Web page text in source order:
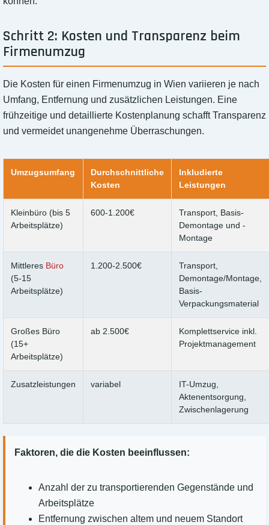
Schritt 2: Kosten und Transparenz beim
Firmenumzug
Die Kosten für einen Firmenumzug in Wien variieren je nach
Umfang, Entfernung und zusätzlichen Leistungen. Eine
frühzeitige und detaillierte Kostenplanung schafft Transparenz
und vermeidet unangenehme Überraschungen.
Umzugsumfang
Durchschnittliche
Kosten
Inkludierte
Leistungen
Kleinbüro (bis 5
Arbeitsplätze)
600-1.200€
Transport, Basis-
Demontage und -
Montage
Mittleres Büro
(5-15
Arbeitsplätze)
1.200-2.500€
Transport,
Demontage/Montage,
Basis-
Verpackungsmaterial
Großes Büro
(15+
Arbeitsplätze)
ab 2.500€
Komplettservice inkl.
Projektmanagement
Zusatzleistungen variabel
IT-Umzug,
Aktenentsorgung,
Zwischenlagerung
Faktoren, die die Kosten beeinflussen:
Anzahl der zu transportierenden Gegenstände und
Arbeitsplätze
Entfernung zwischen altem und neuem Standort